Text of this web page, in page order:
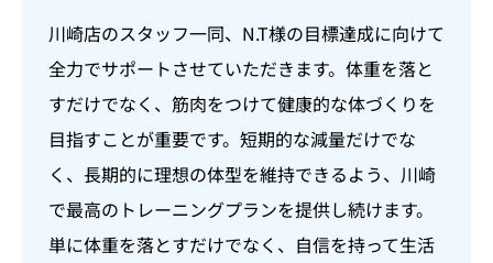
川崎店のスタッフ一同、N.T様の目標達成に向けて
全力でサポートさせていただきます。体重を落と
すだけでなく、筋肉をつけて健康的な体づくりを
目指すことが重要です。短期的な減量だけでな
く、長期的に理想の体型を維持できるよう、川崎
で最高のトレーニングプランを提供し続けます。
単に体重を落とすだけでなく、自信を持って生活